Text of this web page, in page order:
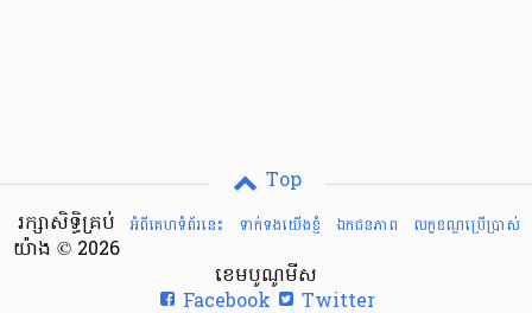
Top
អំពីគេហទំព័រនេះ
ទាក់ទងយើងខ្ញំ ឯកជនភាព លក្ខខណ្ឌ​ប្រើ​ប្រាស់
រក្សាសិទ្ធិគ្រប់
យ៉ាង © 2026
ខេមបូណូមីស
Facebook
Twitter